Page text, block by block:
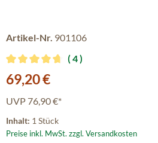
Artikel-Nr. 901106
Durchschnittliche Bewertung von
4
Verkaufspreis:
69,20 €
UVP 76,90 €*
Inhalt: 1 Stück
Preise inkl. MwSt. zzgl. Versandkosten